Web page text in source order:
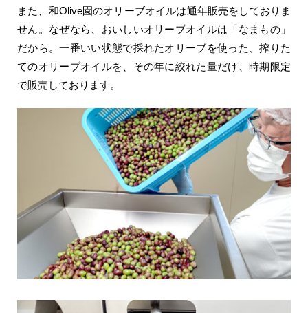
また、和Olive園のオリーブオイルは通年販売をしておりま
せん。なぜなら、おいしいオリーブオイルは「なまもの」
だから。一番いい状態で採れたオリーブを使った、搾りた
てのオリーブオイルを、その年に絞れた量だけ、時期限定
で販売しております。